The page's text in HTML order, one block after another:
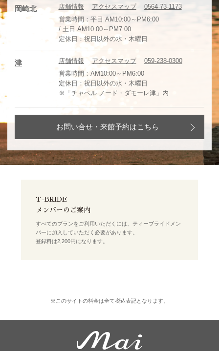
岡崎北 店舗情報 アクセスマップ
0564-73-1173
営業時間：平日 AM10:00～PM6:00
/ 土日 AM10:00～PM7:00
定休日：祝日以外の水・木曜日
津 店舗情報 アクセスマップ
059-238-0300
営業時間：AM10:00～PM6:00
定休日：祝日以外の水・木曜日
※「チャペル ノード・ダモーレ津」内
お問い合せ・来館予約はこちら
T-BRIDE
メンバーのご案内
すべてのプランをご利用いただくには、ティーブライドメン
バーに加入していただく必要があります。
登録料は2,200円になります。
※このサイトの料金は全て税込表記となります。